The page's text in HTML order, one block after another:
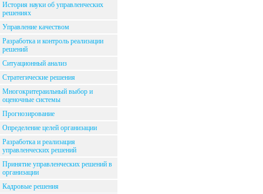
История науки об управленческих
решениях
Управление качеством
Разработка и контроль реализации
решений
Ситуационный анализ
Стратегические решения
Многокритераильный выбор и
оценочные системы
Прогнозирование
Определение целей организации
Разработка и реализация
управленческих решений
Принятие управленческих решений в
организации
Кадровые решения